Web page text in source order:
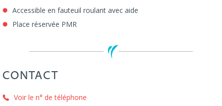
Accessible en fauteuil roulant avec aide
Place réservée PMR
CONTACT
Voir le n° de téléphone